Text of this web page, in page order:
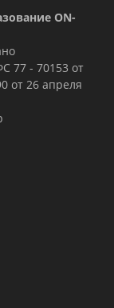
ON-
77 - 70153 от
от 26 апреля